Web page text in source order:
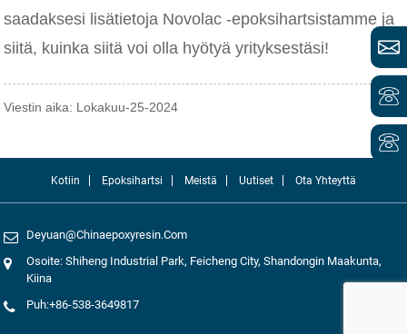
saadaksesi lisätietoja Novolac -epoksihartsistamme ja
siitä, kuinka siitä voi olla hyötyä yrityksestäsi!
Viestin aika: Lokakuu-25-2024
Kotiin Epoksihartsi Meistä Uutiset Ota Yhteyttä
Deyuan@chinaepoxyresin.com
Osoite: Shiheng Industrial Park, Feicheng City, Shandongin Maakunta,
Kiina
Puh:+86-538-3649817